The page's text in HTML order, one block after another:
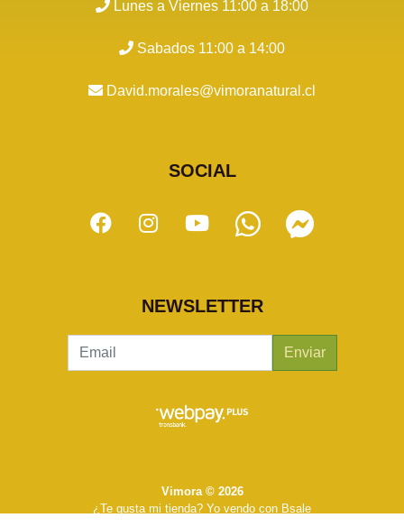
Lunes a Viernes 11:00 a 18:00
Sabados 11:00 a 14:00
David.morales@vimoranatural.cl
SOCIAL
NEWSLETTER
Enviar
Vimora © 2026
¿Te gusta mi tienda? Yo vendo con Bsale